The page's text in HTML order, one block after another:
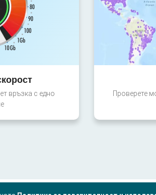
връзка с едно
Проверете